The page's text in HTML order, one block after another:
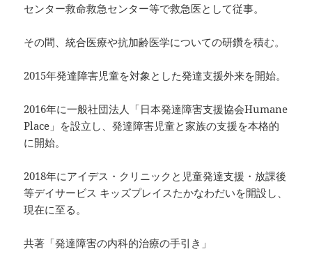
センター救命救急センター等で救急医として従事。
その間、統合医療や抗加齢医学についての研鑽を積む。
2015年発達障害児童を対象とした発達支援外来を開始。
2016年に一般社団法人「日本発達障害支援協会Humane
Place」を設立し、発達障害児童と家族の支援を本格的
に開始。
2018年にアイデス・クリニックと児童発達支援・放課後
等デイサービス キッズプレイスたかなわだいを開設し、
現在に至る。
共著「発達障害の内科的治療の手引き」